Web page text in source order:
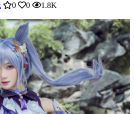
0 0 1.8K